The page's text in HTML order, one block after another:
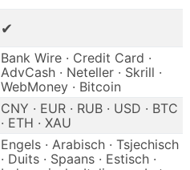
✔
Bank Wire · Credit Card ·
AdvCash · Neteller · Skrill ·
WebMoney · Bitcoin
CNY · EUR · RUB · USD · BTC
· ETH · XAU
Engels · Arabisch · Tsjechisch
· Duits · Spaans · Estisch ·